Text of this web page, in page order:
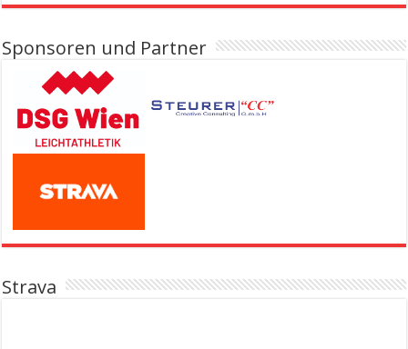
Sponsoren und Partner
Strava